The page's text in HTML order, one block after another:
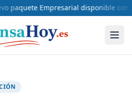
paquete Empresarial disponible con